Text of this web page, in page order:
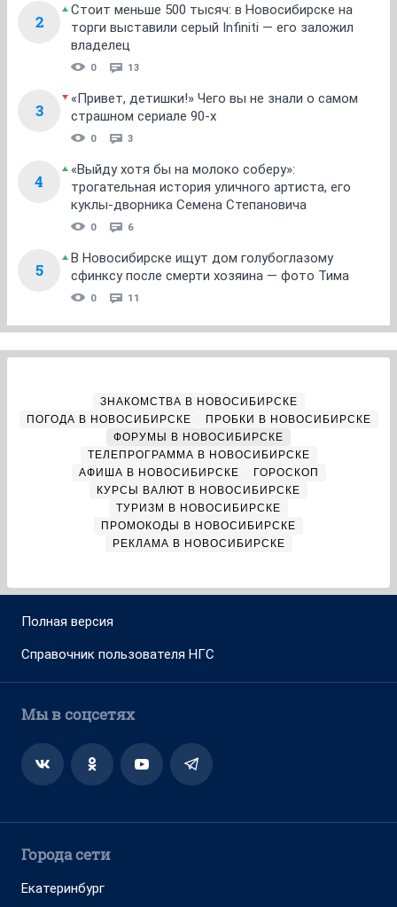
2
Стоит меньше 500 тысяч: в Новосибирске на
торги выставили серый Infiniti — его заложил
владелец
0 13
3
«Привет, детишки!» Чего вы не знали о самом
страшном сериале 90-х
0 3
4
«Выйду хотя бы на молоко соберу»:
трогательная история уличного артиста, его
куклы-дворника Семена Степановича
0 6
5
В Новосибирске ищут дом голубоглазому
сфинксу после смерти хозяина — фото Тима
0 11
ЗНАКОМСТВА В НОВОСИБИРСКЕ
ПОГОДА В НОВОСИБИРСКЕ
ПРОБКИ В НОВОСИБИРСКЕ
ФОРУМЫ В НОВОСИБИРСКЕ
ТЕЛЕПРОГРАММА В НОВОСИБИРСКЕ
АФИША В НОВОСИБИРСКЕ
ГОРОСКОП
КУРСЫ ВАЛЮТ В НОВОСИБИРСКЕ
ТУРИЗМ В НОВОСИБИРСКЕ
ПРОМОКОДЫ В НОВОСИБИРСКЕ
РЕКЛАМА В НОВОСИБИРСКЕ
Полная версия
Справочник пользователя НГС
Мы в соцсетях
Города сети
Екатеринбург